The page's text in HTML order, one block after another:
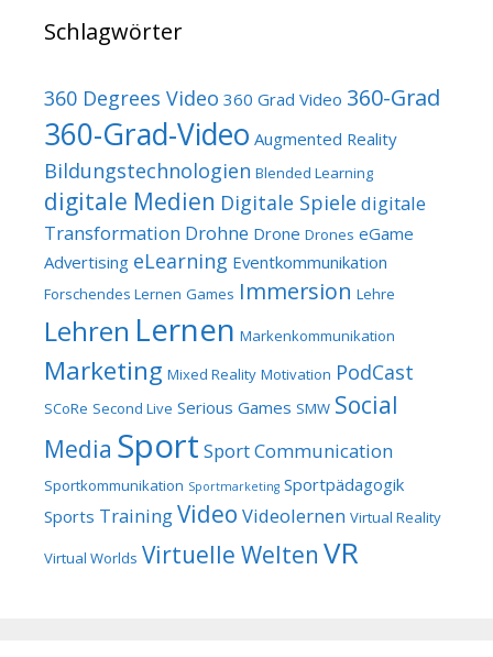
Schlagwörter
360 Degrees Video 360 Grad Video 360-Grad
360-Grad-Video Augmented Reality
Bildungstechnologien Blended Learning
digitale Medien Digitale Spiele digitale
Transformation Drohne Drone Drones eGame
Advertising eLearning Eventkommunikation
Forschendes Lernen Games Immersion Lehre
Lehren Lernen Markenkommunikation
Marketing Mixed Reality Motivation PodCast
SCoRe Second Live Serious Games SMW Social
Media Sport Sport Communication
Sportkommunikation Sportmarketing Sportpädagogik
Sports TrainingVideo Videolernen Virtual Reality
Virtual Worlds Virtuelle Welten VR